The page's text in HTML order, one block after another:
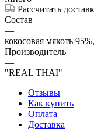
Рассчитать
Состав
—
кокосовая мякоть
Производитель
—
"REAL THAI"
Отзывы
Как купить
Оплата
Доставка